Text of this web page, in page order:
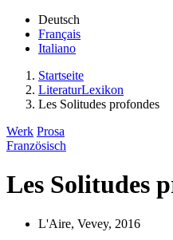
Deutsch
Français
Italiano
Startseite
LiteraturLexikon
Les Solitudes profondes
Werk Prosa
Französisch
Les Solitudes
L'Aire, Vevey, 2016